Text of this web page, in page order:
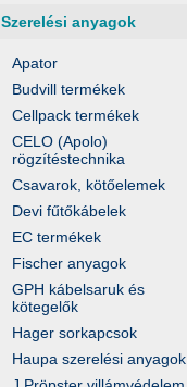
Szerelési anyagok
Apator
Budvill termékek
Cellpack termékek
CELO (Apolo)
rögzítéstechnika
Csavarok, kötőelemek
Devi fűtőkábelek
EC termékek
Fischer anyagok
GPH kábelsaruk és
kötegelők
Hager sorkapcsok
Haupa szerelési anyagok